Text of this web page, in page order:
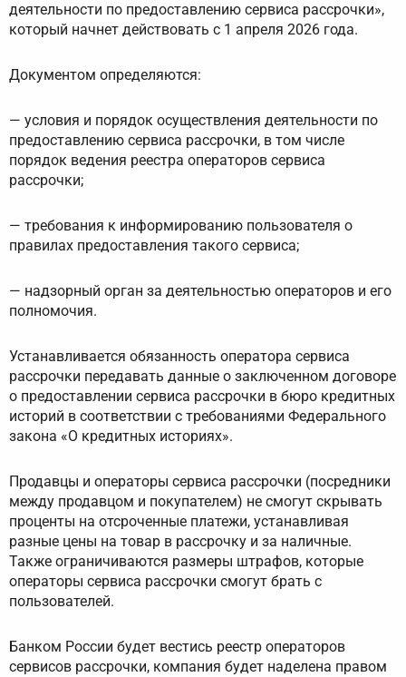
деятельности по предоставлению сервиса рассрочки»,
который начнет действовать с 1 апреля 2026 года.
Документом определяются:
— условия и порядок осуществления деятельности по
предоставлению сервиса рассрочки, в том числе
порядок ведения реестра операторов сервиса
рассрочки;
— требования к информированию пользователя о
правилах предоставления такого сервиса;
— надзорный орган за деятельностью операторов и его
полномочия.
Устанавливается обязанность оператора сервиса
рассрочки передавать данные о заключенном договоре
о предоставлении сервиса рассрочки в бюро кредитных
историй в соответствии с требованиями Федерального
закона «О кредитных историях».
Продавцы и операторы сервиса рассрочки (посредники
между продавцом и покупателем) не смогут скрывать
проценты на отсроченные платежи, устанавливая
разные цены на товар в рассрочку и за наличные.
Также ограничиваются размеры штрафов, которые
операторы сервиса рассрочки смогут брать с
пользователей.
Банком России будет вестись реестр операторов
сервисов рассрочки, компания будет наделена правом